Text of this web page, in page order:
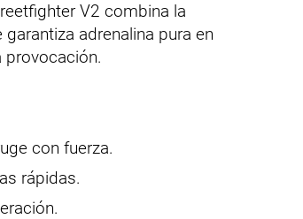
V2 combina la
adrenalina pura en
provocación.
con fuerza.
rápidas.